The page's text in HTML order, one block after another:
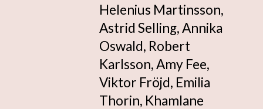
Helenius Martinsson,
Astrid Selling, Annika
Oswald, Robert
Karlsson, Amy Fee,
Viktor Fröjd, Emilia
Thorin, Khamlane